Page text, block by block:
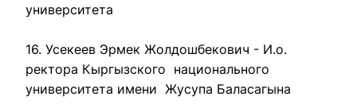
университета
16. Усекеев Эрмек Жолдошбекович - И.о.
ректора Кыргызского  национального
университета имени  Жусупа Баласагына